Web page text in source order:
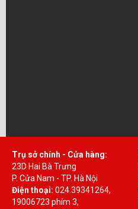
Trụ sở chính - Cửa hàng:
23D Hai Bà Trưng
P. Cửa Nam - TP. Hà Nội
Điện thoại: 024.39341264,
19006723 phím 3,